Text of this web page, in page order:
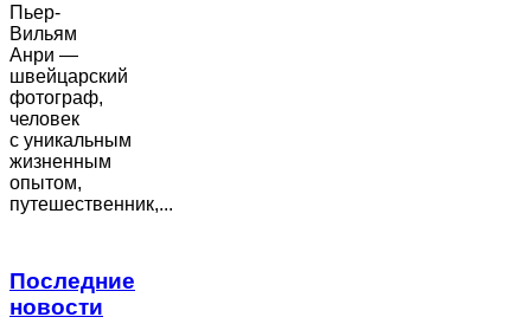
Пьер-
Вильям
Анри —
швейцарский
фотограф,
человек
с уникальным
жизненным
опытом,
путешественник,...
Последние
новости